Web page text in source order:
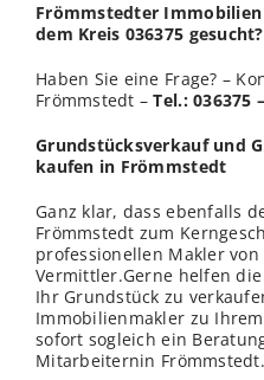
Frömmstedter
dem Kreis 036375 gesucht?
Haben Sie eine Frage? –
Frömmstedt –Tel.: 036375
Grundstücksverkauf und
kaufen in Frömmstedt
Ganz klar, dass ebenfalls
Frömmstedt zum
professionellen Makler
Vermittler.Gerne helfen
Ihr Grundstück zu
Immobilienmakler zu
sofort sogleich ein
Mitarbeiternin